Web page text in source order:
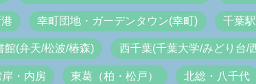
幸町団地・ガーデンタウン(幸町) 千葉
館(弁天/松波/椿森) 西千葉(千葉大学/みどり台/
・内房 東葛（柏・松戸） 北総・八千代